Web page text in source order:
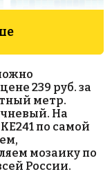
1880 руб./м²
AKS010
на сетке
327x327
239 руб. за
метр.
На
по самой
мозаику по
России.